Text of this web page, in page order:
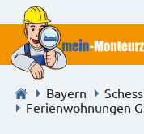
Bayern
Ferienwohnungen